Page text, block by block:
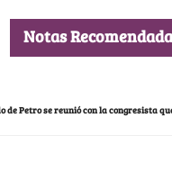
Notas
de Petro se reunió con la congresista